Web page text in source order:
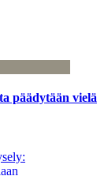
päädytään vielä